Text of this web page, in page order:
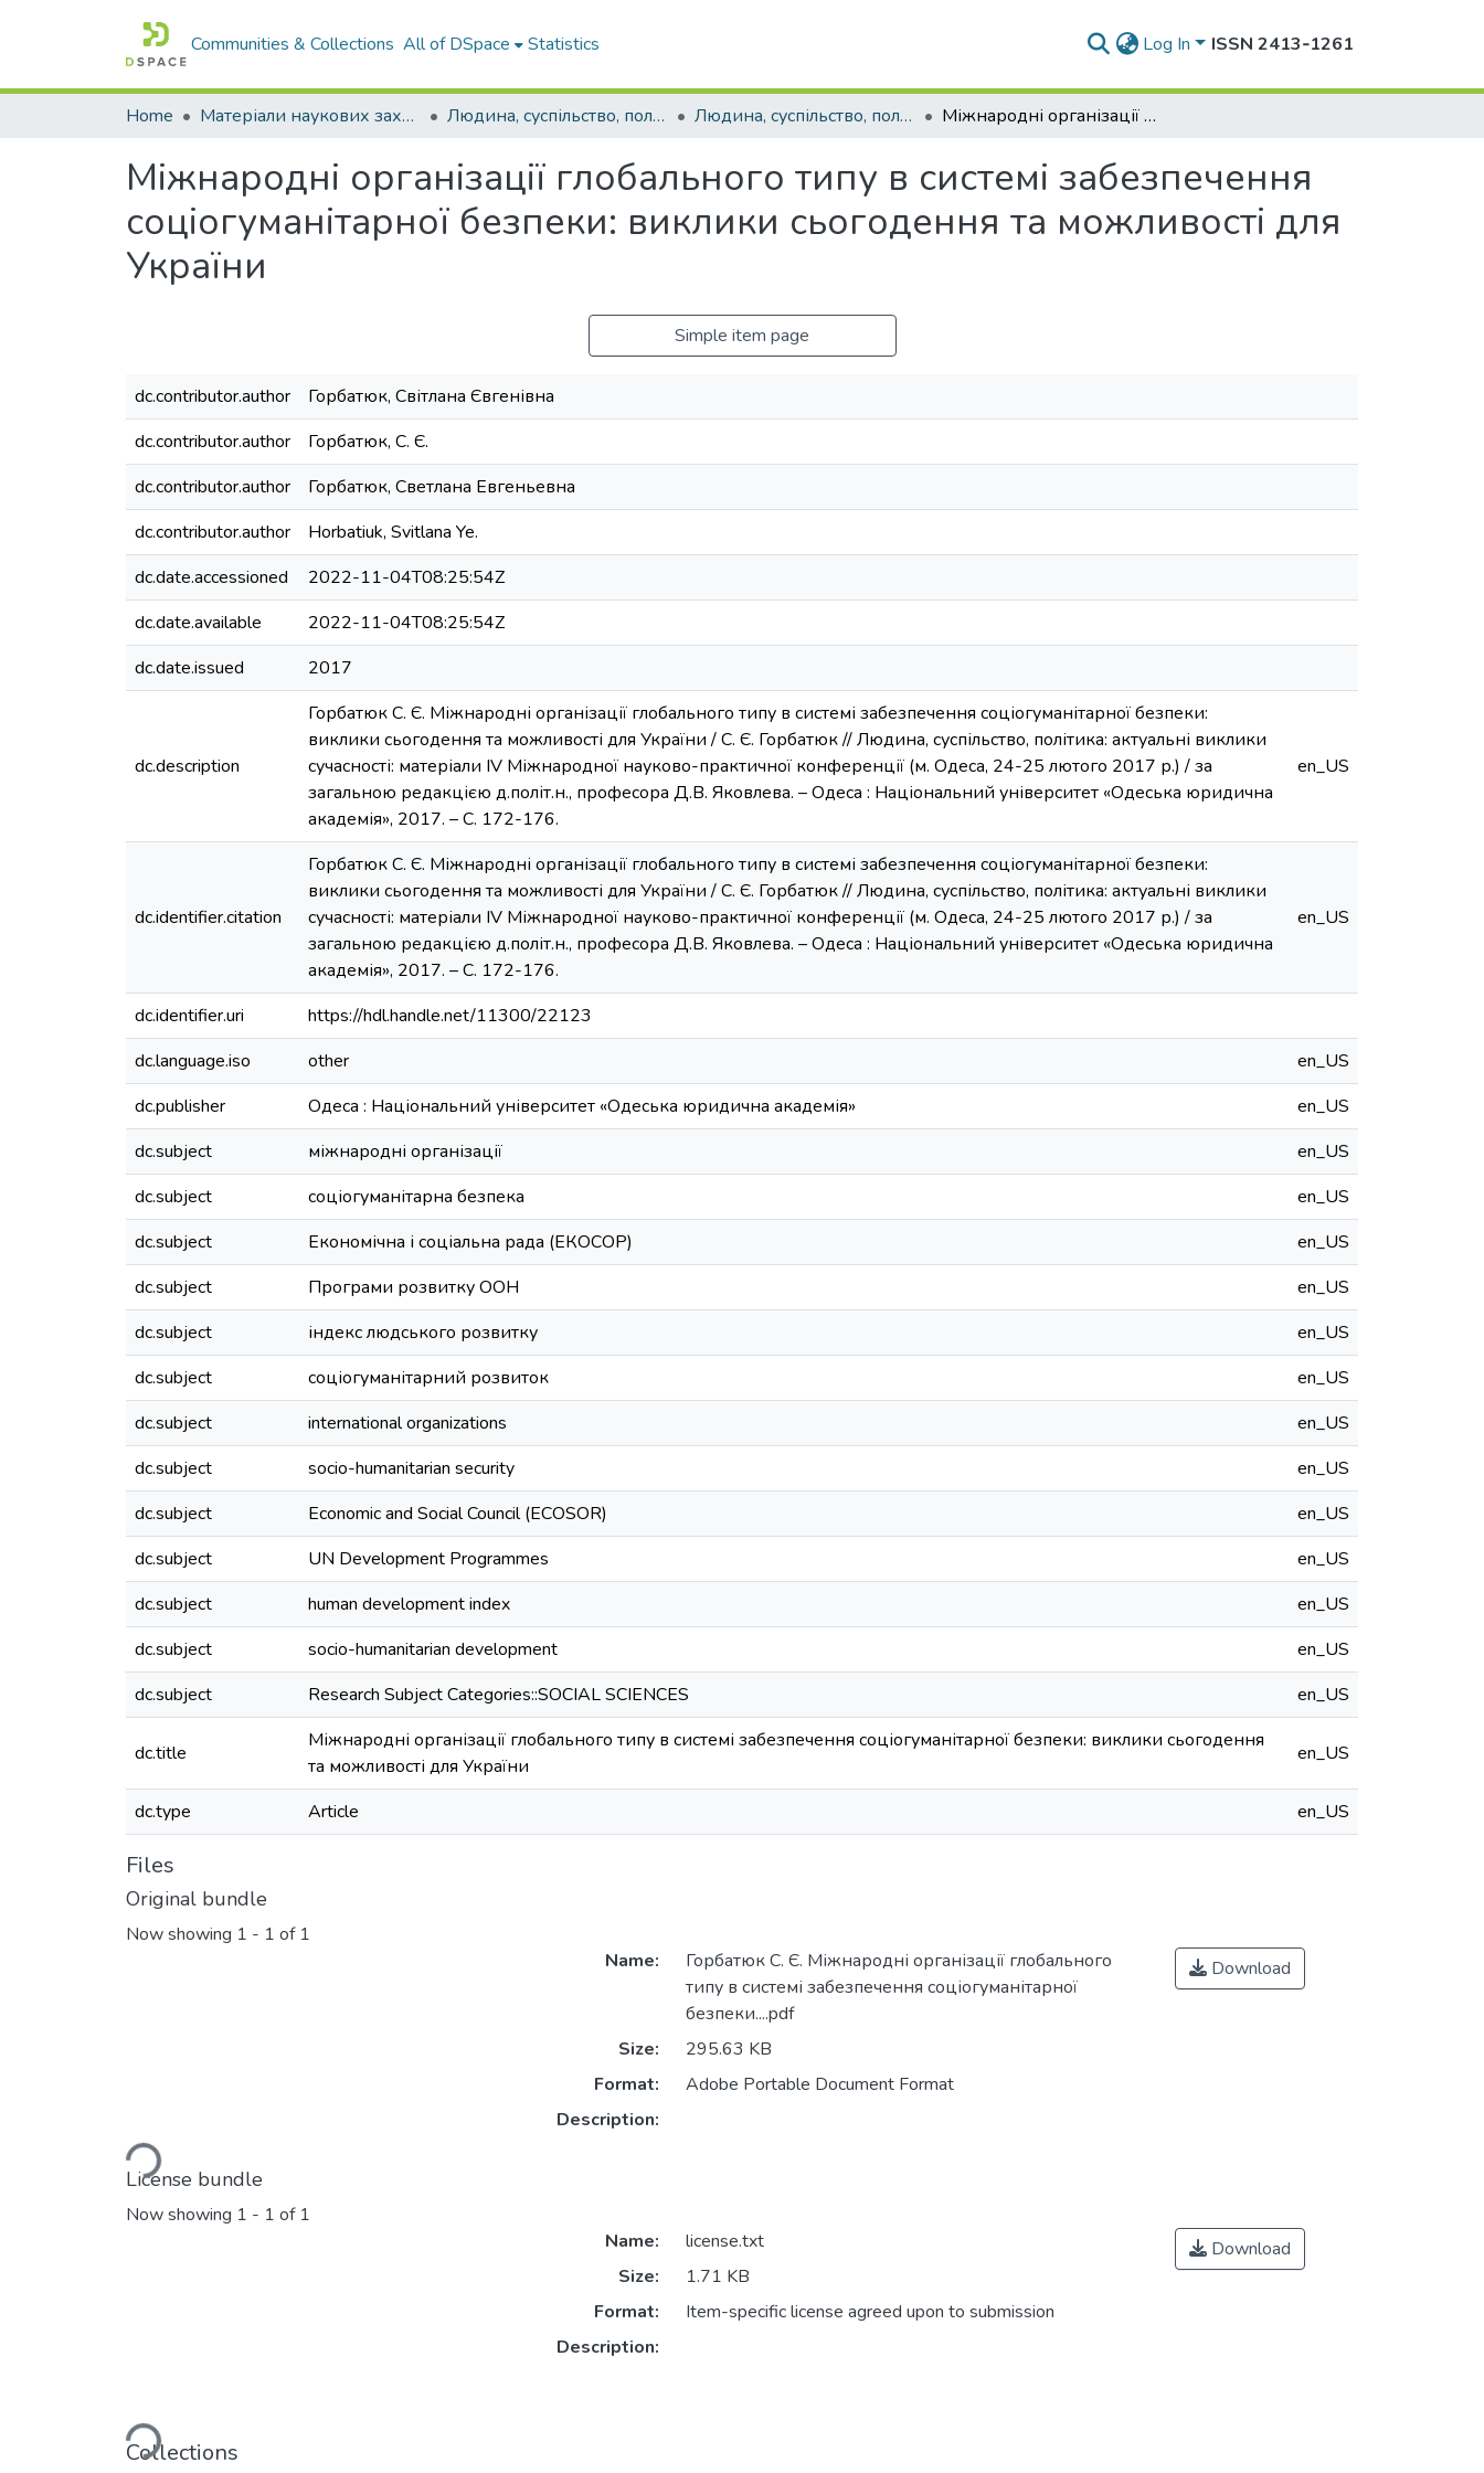
Communities & Collections All of DSpace Statistics Log In ISSN 2413‑1261
Home Матеріали наукових заходів Людина, суспільство, політика: актуальні виклики сучасності Людина, суспільство, політика: актуальні виклики сучасності (24-25 лютого 2017 р.) Міжнародні організації глобального типу в системі забезпечення соціогуманітарної безпеки: виклики сьогодення та можливості для України
Міжнародні організації глобального типу в системі забезпечення
соціогуманітарної безпеки: виклики сьогодення та можливості для
України
Simple item page
dc.contributor.author
Горбатюк, Світлана Євгенівна
dc.contributor.author
Горбатюк, С. Є.
dc.contributor.author
Горбатюк, Светлана Евгеньевна
dc.contributor.author
Horbatiuk, Svitlana Ye.
dc.date.accessioned
2022-11-04T08:25:54Z
dc.date.available
2022-11-04T08:25:54Z
dc.date.issued
2017
dc.description
Горбатюк С. Є. Міжнародні організації глобального типу в системі забезпечення соціогуманітарної безпеки:
виклики сьогодення та можливості для України / С. Є. Горбатюк // Людина, суспільство, політика: актуальні виклики
сучасності: матеріали IV Міжнародної науково-практичної конференції (м. Одеса, 24-25 лютого 2017 р.) / за
загальною редакцією д.політ.н., професора Д.В. Яковлева. – Одеса : Національний університет «Одеська юридична
академія», 2017. – С. 172-176.
en_US
dc.identifier.citation
Горбатюк С. Є. Міжнародні організації глобального типу в системі забезпечення соціогуманітарної безпеки:
виклики сьогодення та можливості для України / С. Є. Горбатюк // Людина, суспільство, політика: актуальні виклики
сучасності: матеріали IV Міжнародної науково-практичної конференції (м. Одеса, 24-25 лютого 2017 р.) / за
загальною редакцією д.політ.н., професора Д.В. Яковлева. – Одеса : Національний університет «Одеська юридична
академія», 2017. – С. 172-176.
en_US
dc.identifier.uri
https://hdl.handle.net/11300/22123
dc.language.iso
other
en_US
dc.publisher
Одеса : Національний університет «Одеська юридична академія»
en_US
dc.subject
міжнародні організації
en_US
dc.subject
соціогуманітарна безпека
en_US
dc.subject
Економічна і соціальна рада (ЕКОСОР)
en_US
dc.subject
Програми розвитку ООН
en_US
dc.subject
індекс людського розвитку
en_US
dc.subject
соціогуманітарний розвиток
en_US
dc.subject
international organizations
en_US
dc.subject
socio-humanitarian security
en_US
dc.subject
Economic and Social Council (ECOSOR)
en_US
dc.subject
UN Development Programmes
en_US
dc.subject
human development index
en_US
dc.subject
socio-humanitarian development
en_US
dc.subject
Research Subject Categories::SOCIAL SCIENCES en_US
dc.title
Міжнародні організації глобального типу в системі забезпечення соціогуманітарної безпеки: виклики сьогодення
та можливості для України
en_US
dc.type Article en_US
Files
Original bundle
Now showing 1 - 1 of 1
Loading...
Name:
Горбатюк С. Є. Міжнародні організації глобального
типу в системі забезпечення соціогуманітарної
безпеки....pdf
Size:
295.63 KB
Format:
Adobe Portable Document Format
Description:
Download
License bundle
Now showing 1 - 1 of 1
Loading...
Name:
license.txt
Size:
1.71 KB
Format:
Item-specific license agreed upon to submission
Description:
Download
Collections